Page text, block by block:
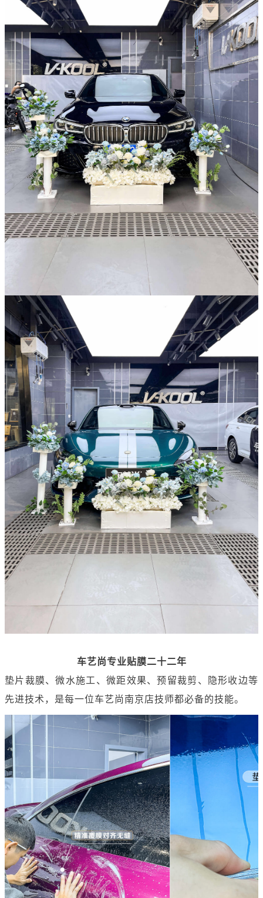
车艺尚专业贴膜二十二年
垫片裁膜、微水施工、微距效果、预留裁剪、隐形收边等
先进技术，是每一位车艺尚南京店技师都必备的技能。